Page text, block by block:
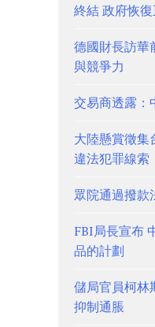
終結 政府恢
德國財長訪華
與競爭力
交易商透露：
大陸懸賞徵集
違法犯罪線索
眾院通過撥款
FBI局長宣布
品的計劃
儲局官員柯
抑制通脹